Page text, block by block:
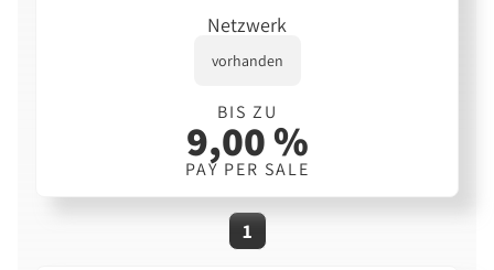
Netzwerk
vorhanden
BIS ZU
9,00 %
PAY PER SALE
1